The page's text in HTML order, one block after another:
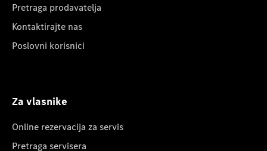
Pretraga prodavatelja
Kontaktirajte nas
Poslovni korisnici
Za vlasnike
Online rezervacija za servis
Pretraga servisera